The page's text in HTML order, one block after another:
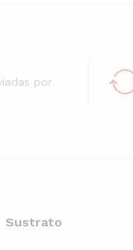
por
Sustrato